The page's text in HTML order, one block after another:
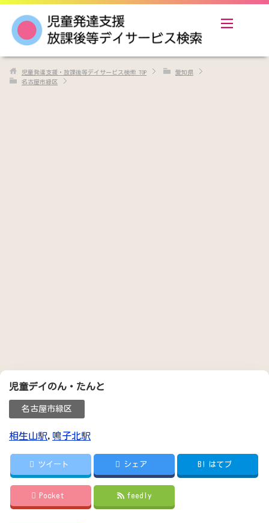
児童発達支援・放課後等デイサービス検索 TOP
愛知県
名古屋市緑区
児童デイのん・たんと
名古屋市緑区
相生山駅, 鳴子北駅
ツイート シェア B! はてブ
Pocket feedly